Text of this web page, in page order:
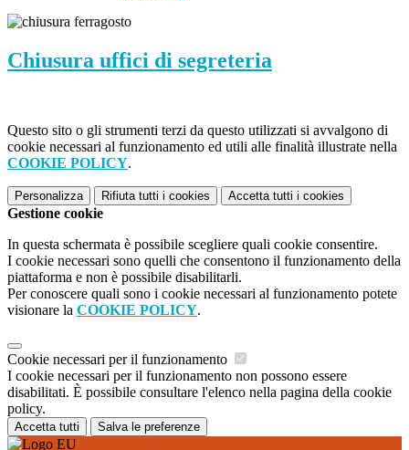
Chiusura uffici di segreteria
Questo sito o gli strumenti terzi da questo utilizzati si avvalgono di
cookie necessari al funzionamento ed utili alle finalità illustrate nella
COOKIE POLICY.
Personalizza Rifiuta tutti i cookies Accetta tutti i cookies
Gestione cookie
In questa schermata è possibile scegliere quali cookie consentire.
I cookie necessari sono quelli che consentono il funzionamento della
piattaforma e non è possibile disabilitarli.
Per conoscere quali sono i cookie necessari al funzionamento potete
visionare la COOKIE POLICY.
Cookie necessari per il funzionamento
I cookie necessari per il funzionamento non possono essere
disabilitati. È possibile consultare l'elenco nella pagina della cookie
policy.
Accetta tutti Salva le preferenze